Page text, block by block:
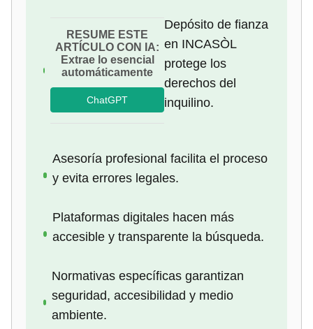
RESUME ESTE
ARTÍCULO CON IA:
Extrae lo esencial
automáticamente
ChatGPT
Depósito de fianza
en INCASÒL
protege los
derechos del
inquilino.
Asesoría profesional facilita el proceso
y evita errores legales.
Plataformas digitales hacen más
accesible y transparente la búsqueda.
Normativas específicas garantizan
seguridad, accesibilidad y medio
ambiente.